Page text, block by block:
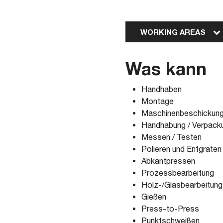
WORKING AREAS
Was kann
Handhaben
Montage
Handhabung /
Messen / Testen
Polieren und Entgraten
Abkantpressen
Prozessbearbeitung
Holz-/Glasbearbeitung
Gießen
Press-to-Press
Punktschweißen